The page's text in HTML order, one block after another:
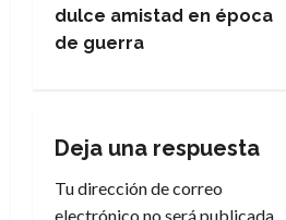
e
c
i
dulce amistad en época
de guerra
Deja una respuesta
Tu dirección de correo
electrónico no será publicada.